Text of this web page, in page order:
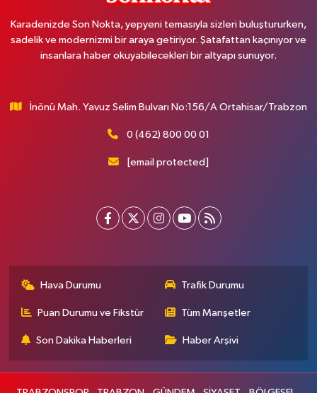
Karadenizde Son Nokta, yepyeni temasıyla sizleri buluştururken,
sadelik ve modernizmi bir araya getiriyor. Şatafattan kaçınıyor ve
insanlara haber okuyabilecekleri bir altyapı sunuyor.
İnönü Mah. Yavuz Selim Bulvarı No:156/A Ortahisar/Trabzon
0 (462) 800 00 01
[email protected]
Hava Durumu Trafik Durumu
Puan Durumu ve Fikstür Tüm Manşetler
Son Dakika Haberleri Haber Arşivi